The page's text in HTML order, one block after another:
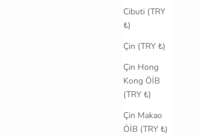
Cibuti (TRY
₺)
Çin (TRY ₺)
Çin Hong
Kong ÖİB
(TRY ₺)
Çin Makao
ÖİB (TRY ₺)